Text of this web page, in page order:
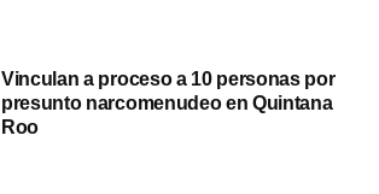
Vinculan a proceso a 10 personas por
presunto narcomenudeo en Quintana
Roo